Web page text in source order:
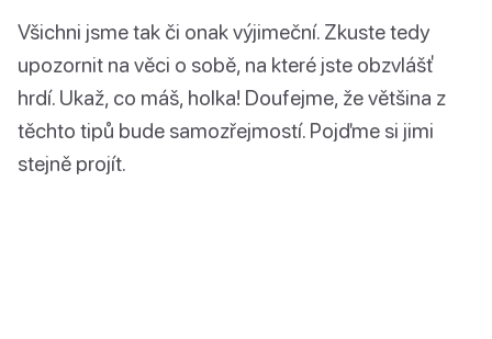
Všichni jsme tak či onak výjimeční. Zkuste tedy
upozornit na věci o sobě, na které jste obzvlášť
hrdí. Ukaž, co máš, holka! Doufejme, že většina z
těchto tipů bude samozřejmostí. Pojďme si jimi
stejně projít.